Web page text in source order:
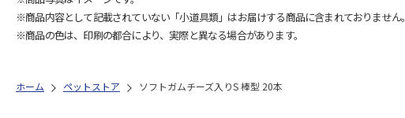
※商品内容として記載されていない「小道具類」はお届けする商品に含まれておりません。
※商品の色は、印刷の都合により、実際と異なる場合があります。
ホーム ペットストア ソフトガムチーズ入りS 棒型 20本